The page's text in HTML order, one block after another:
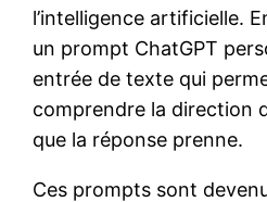
l’intelligence artificielle.
un prompt ChatGPT
entrée de texte qui
comprendre la direction
que la réponse prenne.
Ces prompts sont